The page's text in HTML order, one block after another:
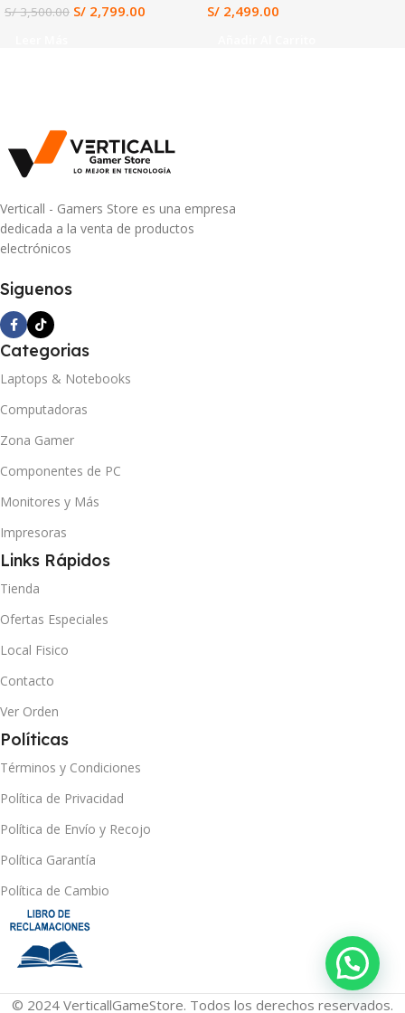
Profesional
S/3,500.00 S/ 2,799.00
S/ 2,499.00
Verticall - Gamers Store es una empresa
dedicada a la venta de productos
electrónicos
Siguenos
Categorias
Laptops & Notebooks
Computadoras
Zona Gamer
Componentes de PC
Monitores y Más
Impresoras
Links Rápidos
Tienda
Ofertas Especiales
Local Fisico
Contacto
Ver Orden
Políticas
Términos y Condiciones
Política de Privacidad
Política de Envío y Recojo
Política Garantía
Política de Cambio
© 2024 VerticallGameStore. Todos los derechos reservados.